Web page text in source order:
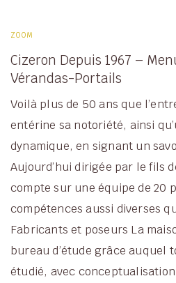
ZOOM
Cizeron Depuis 1967 –
Vérandas-Portails
Voilà plus de 50 ans que
entérine sa notoriété, ainsi
dynamique, en signant un
Aujourd’hui dirigée par le fils
compte sur une équipe de 20
compétences aussi diverses
Fabricants et poseurs La
bureau d’étude grâce auquel
étudié, avec